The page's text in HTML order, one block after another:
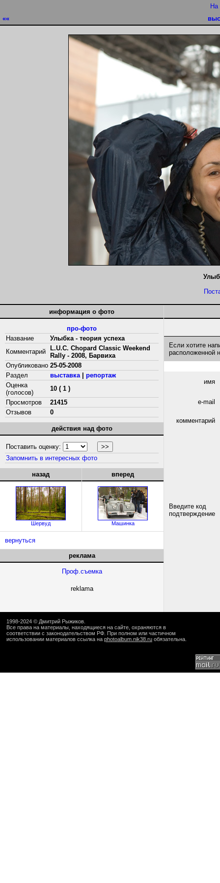
На
««
информация о фото
про-фото
Название
Улыбка - теория успеха
Комментарий
L.U.C. Chopard Classic Weekend
Rally - 2008, Барвиха
Опубликовано 25-05-2008
Раздел
выставка| репортаж
Оценка
(голосов)
10 ( 1 )
Просмотров
21415
Отзывов
0
действия над фото
Поставить оценку:
Запомнить в интересных фото
назад
Шервуд
вперед
Машинка
вернуться
реклама
Проф.съемка
reklama
Если хотите
расположенной
имя
e-mail
комментарий
Введите код
подтверждение
1998-2024 © Дмитрий Рыжиков
Все права на материалы, находящиеся на сайте, охраняются в
соответствии с законодательством РФ. При полном или частичном
использовании материалов ссылка на photoalbum.nik38.ru обязательна.